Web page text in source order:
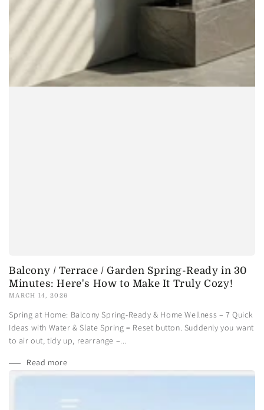
Balcony / Terrace / Garden Spring-Ready in 30
Minutes: Here's How to Make It Truly Cozy!
MARCH 14, 2026
Spring at Home: Balcony Spring-Ready & Home Wellness – 7 Quick
Ideas with Water & Slate Spring = Reset button. Suddenly you want
to air out, tidy up, rearrange –...
Read more